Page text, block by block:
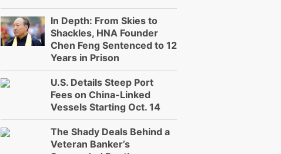
In Depth: From Skies to
Shackles, HNA Founder
Chen Feng Sentenced to 12
Years in Prison
U.S. Details Steep Port
Fees on China-Linked
Vessels Starting Oct. 14
The Shady Deals Behind a
Veteran Banker’s